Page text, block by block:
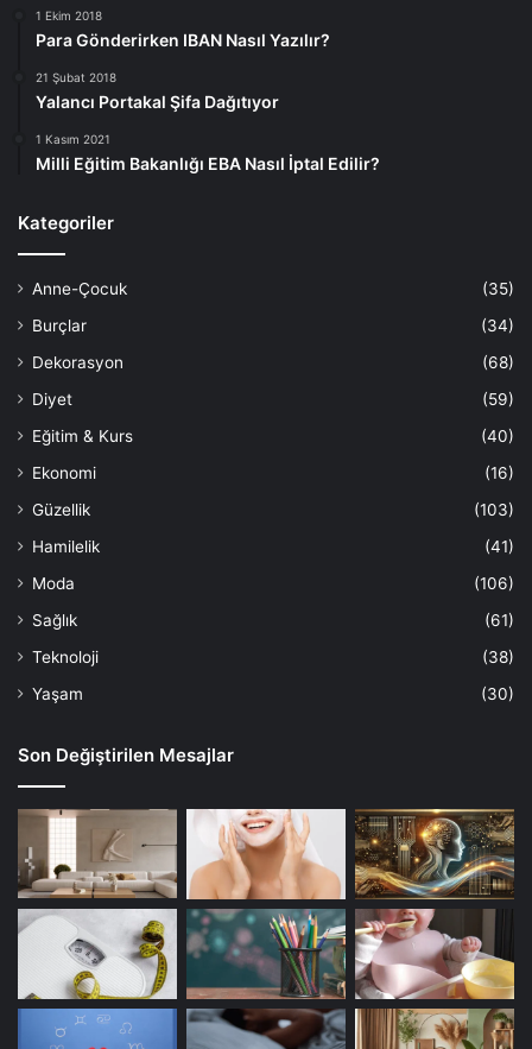
1 Ekim 2018
Para Gönderirken IBAN Nasıl Yazılır?
21 Şubat 2018
Yalancı Portakal Şifa Dağıtıyor
1 Kasım 2021
Milli Eğitim Bakanlığı EBA Nasıl İptal Edilir?
Kategoriler
Anne-Çocuk
(35)
Burçlar
(34)
Dekorasyon
(68)
Diyet
(59)
Eğitim & Kurs
(40)
Ekonomi
(16)
Güzellik
(103)
Hamilelik
(41)
Moda
(106)
Sağlık
(61)
Teknoloji
(38)
Yaşam
(30)
Son Değiştirilen Mesajlar